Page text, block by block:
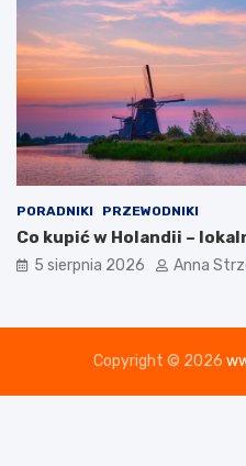
PORADNIKI PRZEWODNIKI
Co kupić w Holandii –
5 sierpnia 2026 Anna
Copyright © 2026